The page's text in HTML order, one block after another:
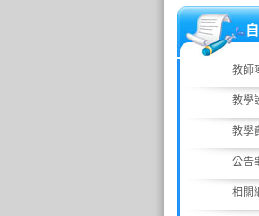
教師
教學
教學
公告
相關